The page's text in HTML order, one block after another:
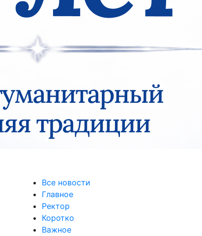
Все новости
Главное
Ректор
Коротко
Важное